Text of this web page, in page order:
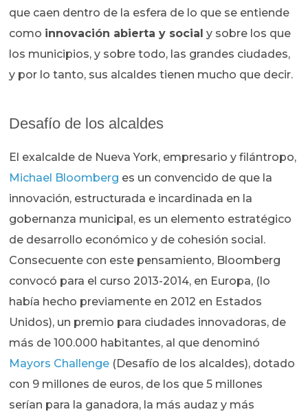
que caen dentro de la esfera de lo que se entiende
como innovación abierta y social y sobre los que
los municipios, y sobre todo, las grandes ciudades,
y por lo tanto, sus alcaldes tienen mucho que decir.
Desafío de los alcaldes
El exalcalde de Nueva York, empresario y filántropo,
Michael Bloomberg es un convencido de que la
innovación, estructurada e incardinada en la
gobernanza municipal, es un elemento estratégico
de desarrollo económico y de cohesión social.
Consecuente con este pensamiento, Bloomberg
convocó para el curso 2013-2014, en Europa, (lo
había hecho previamente en 2012 en Estados
Unidos), un premio para ciudades innovadoras, de
más de 100.000 habitantes, al que denominó
Mayors Challenge (Desafío de los alcaldes), dotado
con 9 millones de euros, de los que 5 millones
serían para la ganadora, la más audaz y más